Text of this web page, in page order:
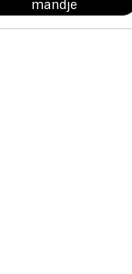
mandje